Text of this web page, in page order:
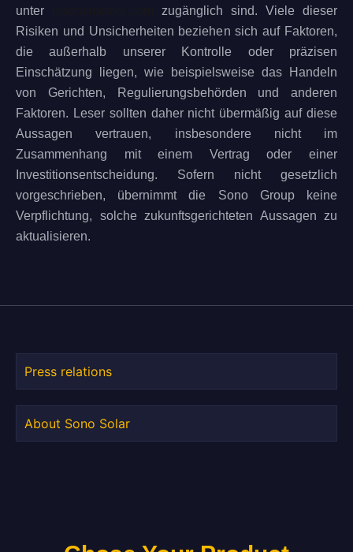
unter
zugänglich sind. Viele dieser
Risiken und Unsicherheiten beziehen sich auf Faktoren,
die außerhalb unserer Kontrolle oder präzisen
Einschätzung liegen, wie beispielsweise das Handeln
von Gerichten, Regulierungsbehörden und anderen
Faktoren. Leser sollten daher nicht übermäßig auf diese
Aussagen vertrauen, insbesondere nicht im
Zusammenhang mit einem Vertrag oder einer
Investitionsentscheidung. Sofern nicht gesetzlich
vorgeschrieben, übernimmt die Sono Group keine
Verpflichtung, solche zukunftsgerichteten Aussagen zu
aktualisieren.
Press relations
About Sono Solar